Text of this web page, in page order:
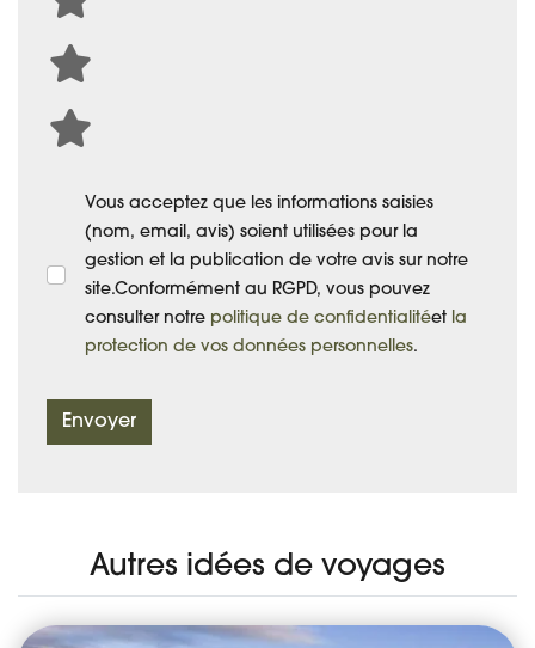
Vous acceptez que les informations saisies
(nom, email, avis) soient utilisées pour la
gestion et la publication de votre avis sur notre
site.Conformément au RGPD, vous pouvez
consulter notre politique de confidentialitéet la
protection de vos données personnelles.
Envoyer
Autres idées de voyages